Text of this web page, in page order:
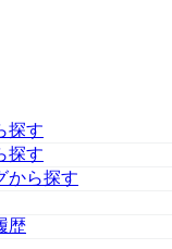
探す
探す
から探す
歴